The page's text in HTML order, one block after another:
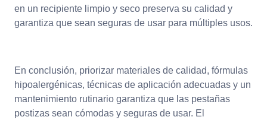
en un recipiente limpio y seco preserva su calidad y
garantiza que sean seguras de usar para múltiples usos.
En conclusión, priorizar materiales de calidad, fórmulas
hipoalergénicas, técnicas de aplicación adecuadas y un
mantenimiento rutinario garantiza que las pestañas
postizas sean cómodas y seguras de usar. El